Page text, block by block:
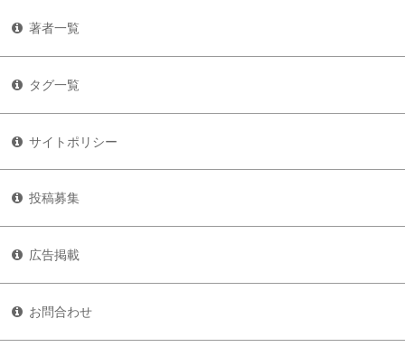
著者一覧
タグ一覧
サイトポリシー
投稿募集
広告掲載
お問合わせ